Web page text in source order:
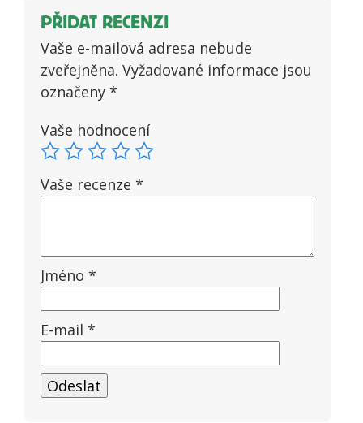
PŘIDAT RECENZI
Vaše e-mailová adresa nebude
zveřejněna. Vyžadované informace jsou
označeny *
Vaše hodnocení
Vaše recenze *
Jméno *
E-mail *